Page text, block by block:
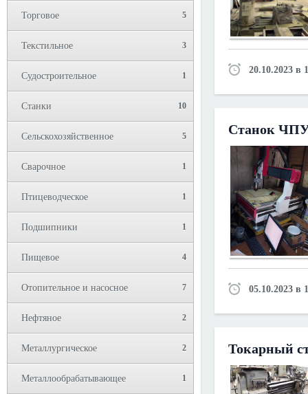
Торговое 5
Текстильное 3
Судостроительное 1
Станки 10
Сельскохозяйственное 5
Сварочное 1
Птицеводческое 1
Подшипники 1
Пищевое 4
Отопительное и насосное 7
Нефтяное 2
Металлургическое 2
Металлообрабатывающее 1
20.10.2023 в
Станок
05.10.2023 в
Токарный